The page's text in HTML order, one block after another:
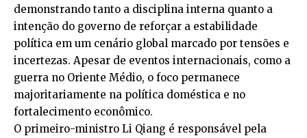
demonstrando tanto a disciplina interna quanto a
intenção do governo de reforçar a estabilidade
política em um cenário global marcado por tensões e
incertezas. Apesar de eventos internacionais, como a
guerra no Oriente Médio, o foco permanece
majoritariamente na política doméstica e no
fortalecimento econômico.
O primeiro-ministro Li Qiang é responsável pela